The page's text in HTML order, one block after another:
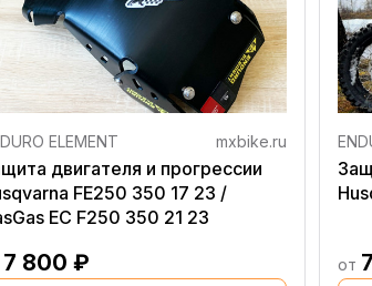
ELEMENT mxbike.ru
двигателя и прогрессии
FE250 350 17 23 /
EC F250 350 21 23
7 800 ₽ от